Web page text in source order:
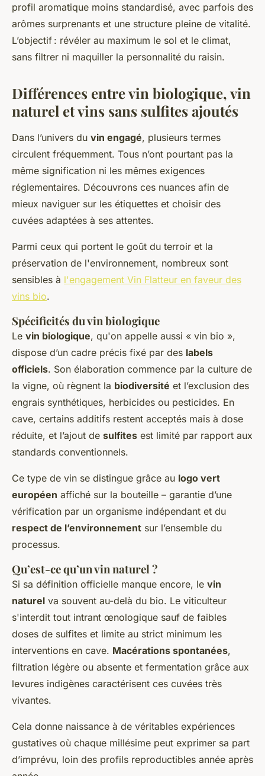
profil aromatique moins standardisé, avec parfois des
arômes surprenants et une structure pleine de vitalité.
L’objectif : révéler au maximum le sol et le climat,
sans filtrer ni maquiller la personnalité du raisin.
Différences entre vin biologique, vin
naturel et vins sans sulfites ajoutés
Dans l’univers du vin engagé, plusieurs termes
circulent fréquemment. Tous n’ont pourtant pas la
même signification ni les mêmes exigences
réglementaires. Découvrons ces nuances afin de
mieux naviguer sur les étiquettes et choisir des
cuvées adaptées à ses attentes.
Parmi ceux qui portent le goût du terroir et la
préservation de l'environnement, nombreux sont
sensibles à l'engagement Vin Flatteur en faveur des
vins bio.
Spécificités du vin biologique
Le vin biologique, qu'on appelle aussi « vin bio »,
dispose d’un cadre précis fixé par des labels
officiels. Son élaboration commence par la culture de
la vigne, où règnent la biodiversité et l’exclusion des
engrais synthétiques, herbicides ou pesticides. En
cave, certains additifs restent acceptés mais à dose
réduite, et l’ajout de sulfites est limité par rapport aux
standards conventionnels.
Ce type de vin se distingue grâce au logo vert
européen affiché sur la bouteille – garantie d’une
vérification par un organisme indépendant et du
respect de l’environnement sur l’ensemble du
processus.
Qu’est-ce qu’un vin naturel ?
Si sa définition officielle manque encore, le vin
naturel va souvent au-delà du bio. Le viticulteur
s'interdit tout intrant œnologique sauf de faibles
doses de sulfites et limite au strict minimum les
interventions en cave. Macérations spontanées,
filtration légère ou absente et fermentation grâce aux
levures indigènes caractérisent ces cuvées très
vivantes.
Cela donne naissance à de véritables expériences
gustatives où chaque millésime peut exprimer sa part
d’imprévu, loin des profils reproductibles année après